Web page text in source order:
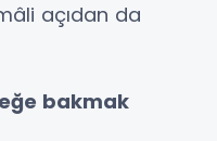
açıdan da
bakmak